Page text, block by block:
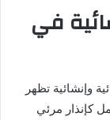
في
وإنشائية تظهر
كإنذار مرئي